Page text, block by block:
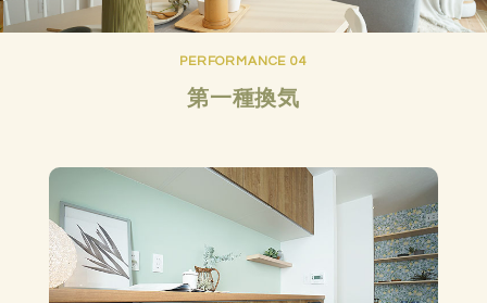
PERFORMANCE 04
第一種換気